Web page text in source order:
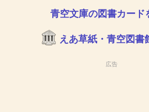
青空文庫の図書カード
えあ草紙・青空図書
広告